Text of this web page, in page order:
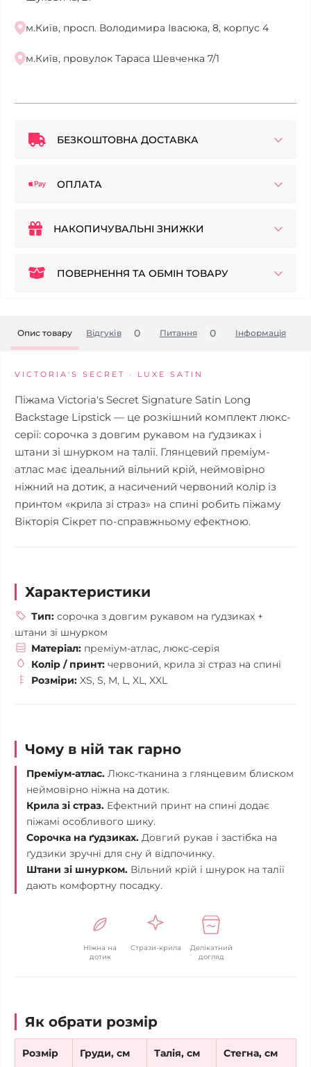
м.Київ, просп. Володимира Івасюка, 8, корпус 4
м.Київ, провулок Тараса Шевченка 7/1
БЕЗКОШТОВНА ДОСТАВКА
ОПЛАТА
НАКОПИЧУВАЛЬНІ ЗНИЖКИ
ПОВЕРНЕННЯ ТА ОБМІН ТОВАРУ
Опис товару Відгуків 0 Питання 0 Iнформація
VICTORIA'S SECRET · LUXE SATIN
Піжама Victoria's Secret Signature Satin Long
Backstage Lipstick — це розкішний комплект люкс-
серії: сорочка з довгим рукавом на ґудзиках і
штани зі шнурком на талії. Глянцевий преміум-
атлас має ідеальний вільний крій, неймовірно
ніжний на дотик, а насичений червоний колір із
принтом «крила зі страз» на спині робить піжаму
Вікторія Сікрет по-справжньому ефектною.
Характеристики
Тип: сорочка з довгим рукавом на ґудзиках +
штани зі шнурком
Матеріал: преміум-атлас, люкс-серія
Колір / принт: червоний, крила зі страз на спині
Розміри: XS, S, M, L, XL, XXL
Чому в ній так гарно
Преміум-атлас. Люкс-тканина з глянцевим блиском
неймовірно ніжна на дотик.
Крила зі страз. Ефектний принт на спині додає
піжамі особливого шику.
Сорочка на ґудзиках. Довгий рукав і застібка на
ґудзики зручні для сну й відпочинку.
Штани зі шнурком. Вільний крій і шнурок на талії
дають комфортну посадку.
Ніжна на
дотик
Стрази-крила
Делікатний
догляд
Як обрати розмір
Розмір Груди, см Талія, см Стегна, см